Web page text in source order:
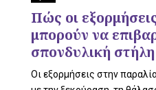
Πώς οι
μπορούν να
σπονδυλική στήλη
Οι εξορμήσεις στην